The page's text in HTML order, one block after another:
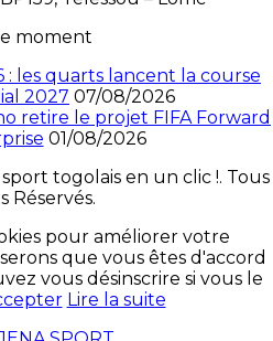
moment
: les quarts lancent la course
2027 07/08/2026
retire le projet FIFA Forward
01/08/2026
togolais en un clic !. Tous
Réservés.
pour améliorer votre
que vous êtes d'accord
vous désinscrire si vous le
Lire la suite